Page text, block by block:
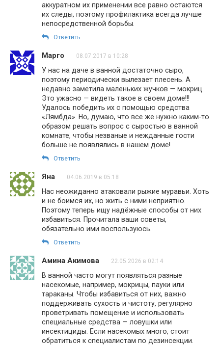
аккуратном их применении все равно остаются
их следы, поэтому профилактика всегда лучше
непосредственной борьбы.
Ответить
Марго 08.07.2017 в 10:28
У нас на даче в ванной достаточно сыро,
поэтому периодически вылезает плесень. А
недавно заметила маленьких жучков — мокриц.
Это ужасно — видеть такое в своем доме!!!
Удалось победить их с помощью средства
«Лямбда». Но, думаю, что все же нужно каким-то
образом решать вопрос с сыростью в ванной
комнате, чтобы незваные и нежданные гости
больше не появлялись в нашем доме!
Ответить
Яна 04.06.2019 в 05:18
Нас неожиданно атаковали рыжие муравьи. Хоть
и не боимся их, но жить с ними неприятно.
Поэтому теперь ищу надёжные способы от них
избавиться. Прочитала ваши советы,
обязательно ими воспользуюсь.
Ответить
Амина Акимова 22.05.2026 в 02:14
В ванной часто могут появляться разные
насекомые, например, мокрицы, пауки или
тараканы. Чтобы избавиться от них, важно
поддерживать сухость и чистоту, регулярно
проветривать помещение и использовать
специальные средства — ловушки или
инсектициды. Если насекомых много, стоит
обратиться к специалистам по дезинсекции.